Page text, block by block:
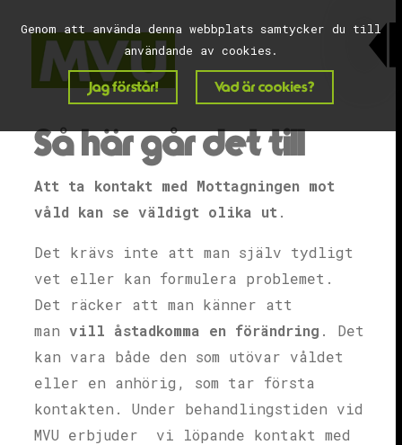
Genom att använda denna webbplats samtycker du till
användande av cookies.
Jag förstår! Vad är cookies?
Så här går det till
Att ta kontakt med Mottagningen mot
våld kan se väldigt olika ut.
Det krävs inte att man själv tydligt
vet eller kan formulera problemet.
Det räcker att man känner att
manvill åstadkomma en förändring . Det
kan vara både den som utövar våldet
eller en anhörig, som tar första
kontakten. Under behandlingstiden vid
MVU erbjuder vi löpande kontakt med